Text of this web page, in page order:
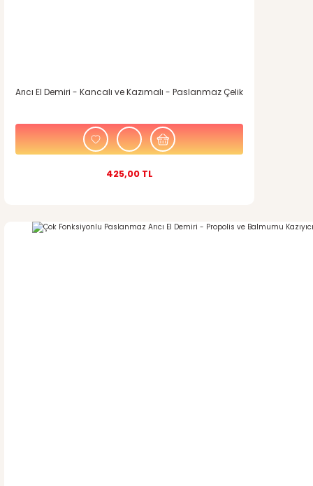
Arıcı El Demiri - Kancalı ve Kazımalı - Paslanmaz Çelik
425,00 TL